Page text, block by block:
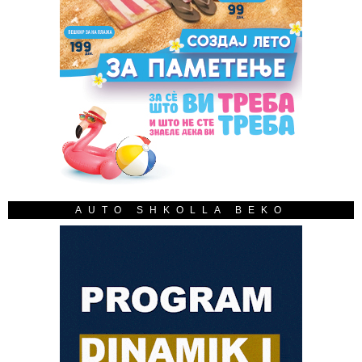
AUTO SHKOLLA BEKO